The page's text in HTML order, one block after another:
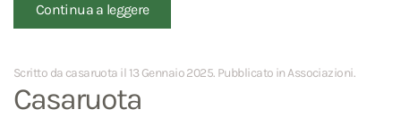
Continua a leggere
Scritto da casaruota il 13 Gennaio 2025. Pubblicato inAssociazioni.
Casaruota